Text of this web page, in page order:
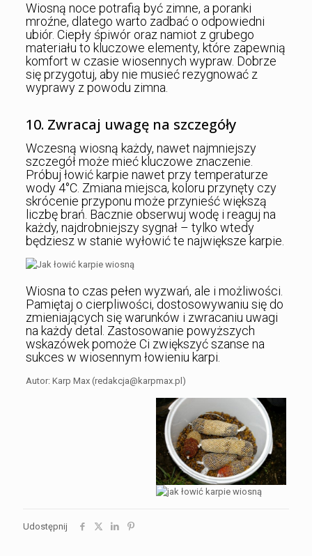
Wiosną noce potrafią być zimne, a poranki
mroźne, dlatego warto zadbać o odpowiedni
ubiór. Ciepły śpiwór oraz namiot z grubego
materiału to kluczowe elementy, które zapewnią
komfort w czasie wiosennych wypraw. Dobrze
się przygotuj, aby nie musieć rezygnować z
wyprawy z powodu zimna.
10. Zwracaj uwagę na szczegóły
Wczesną wiosną każdy, nawet najmniejszy
szczegół może mieć kluczowe znaczenie.
Próbuj łowić karpie nawet przy temperaturze
wody 4°C. Zmiana miejsca, koloru przynęty czy
skrócenie przyponu może przynieść większą
liczbę brań. Bacznie obserwuj wodę i reaguj na
każdy, najdrobniejszy sygnał – tylko wtedy
będziesz w stanie wyłowić te największe karpie.
Wiosna to czas pełen wyzwań, ale i możliwości.
Pamiętaj o cierpliwości, dostosowywaniu się do
zmieniających się warunków i zwracaniu uwagi
na każdy detal. Zastosowanie powyższych
wskazówek pomoże Ci zwiększyć szanse na
sukces w wiosennym łowieniu karpi.
Autor: Karp Max (redakcja@karpmax.pl)
Udostępnij